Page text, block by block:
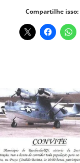
Compartilhe isso: